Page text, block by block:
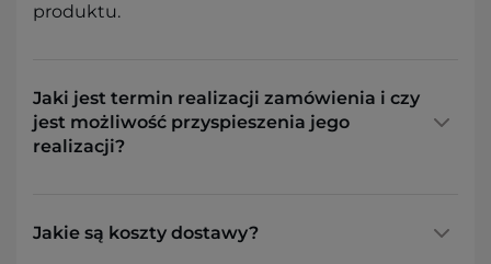
produktu.
Jaki jest termin realizacji zamówienia i czy
jest możliwość przyspieszenia jego
realizacji?
Jakie są koszty dostawy?